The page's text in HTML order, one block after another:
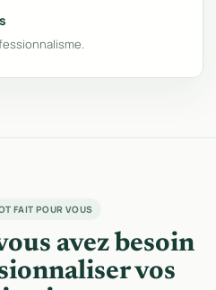
FAIT POUR VOUS
avez besoin
vos